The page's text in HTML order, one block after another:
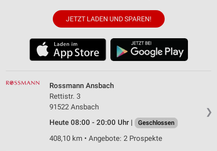
JETZT LADEN UND SPAREN!
❯
Rossmann Ansbach
Rettistr. 3
91522 Ansbach
Heute 08:00 - 20:00 Uhr |
Geschlossen
408,10 km • Angebote: 2 Prospekte